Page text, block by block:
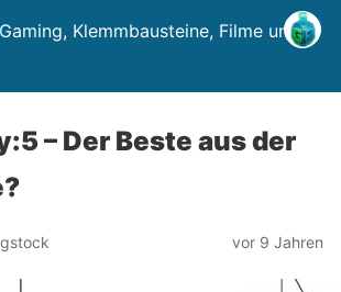
Klemmbausteine, Filme und
– Der Beste aus der
vor 9 Jahren